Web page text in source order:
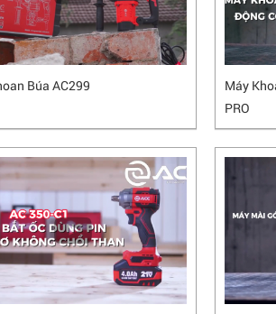
Búa AC299
Máy
PRO